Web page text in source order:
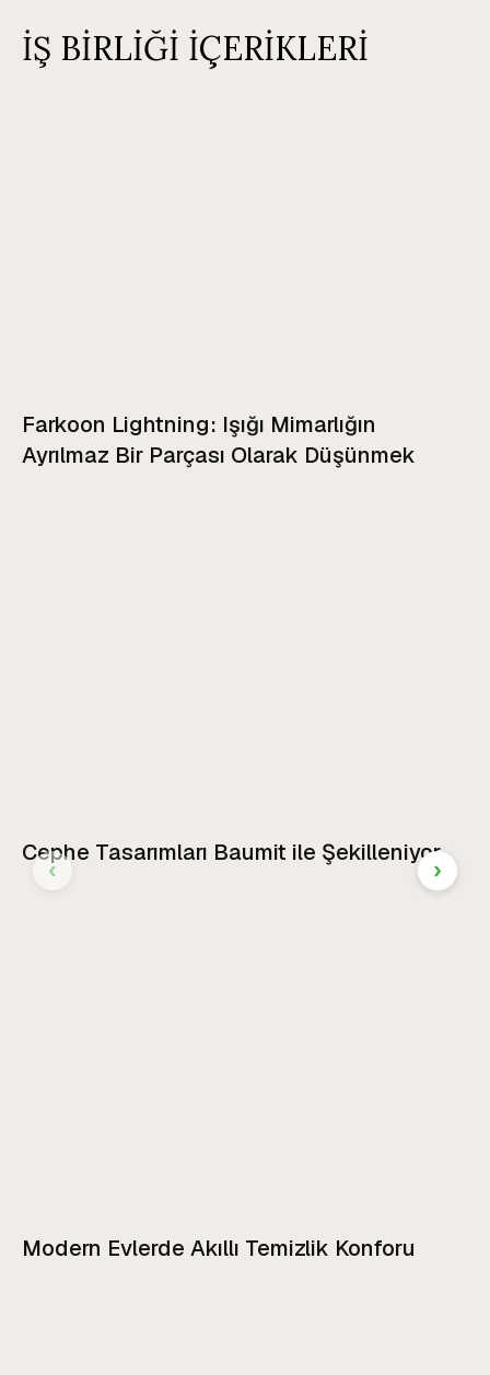
İŞ BİRLİĞİ İÇERİKLERİ
Farkoon Lightning: Işığı Mimarlığın
Ayrılmaz Bir Parçası Olarak Düşünmek
Cephe Tasarımları Baumit ile Şekilleniyor
Modern Evlerde Akıllı Temizlik Konforu